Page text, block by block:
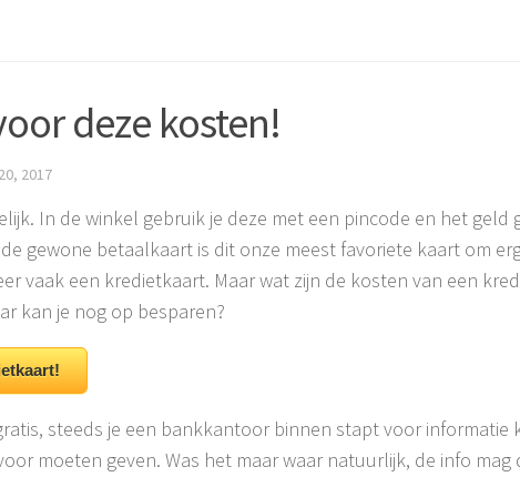
deze kosten!
2017
In de winkel gebruik je deze met een pincode en het geld
gewone betaalkaart is dit onze meest favoriete kaart om
vaak een kredietkaart. Maar wat zijn de kosten van een
kan je nog op besparen?
steeds je een bankkantoor binnen stapt voor informatie
moeten geven. Was het maar waar natuurlijk, de info mag